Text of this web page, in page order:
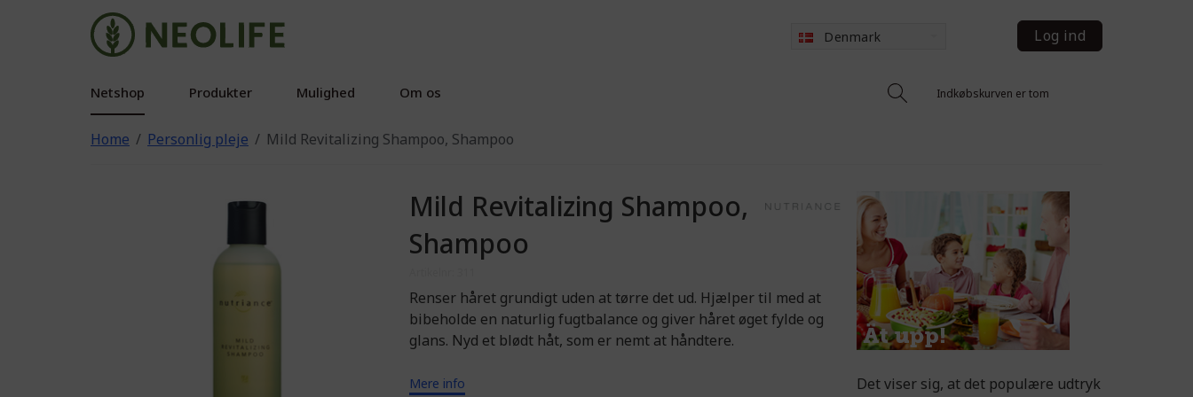
Denmark Log ind
Indkøbskurven er tom
Netshop Produkter Mulighed Om os
Home Personlig pleje Mild Revitalizing Shampoo, Shampoo
Mild Revitalizing Shampoo,
Shampoo
Renser håret grundigt uden at tørre det ud. Hjælper til med at
bibeholde en naturlig fugtbalance og giver håret øget fylde og
glans. Nyd et blødt håt, som er nemt at håndtere.
Mere info
Det viser sig, at det populære udtryk